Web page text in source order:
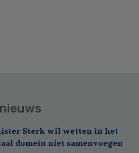
Sterk wil wetten in het
domein niet samenvoegen